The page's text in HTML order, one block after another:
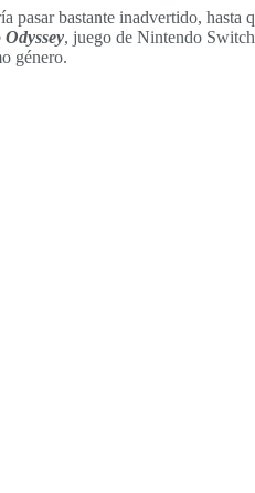
pasar bastante inadvertido, hasta
, juego de Nintendo
género.